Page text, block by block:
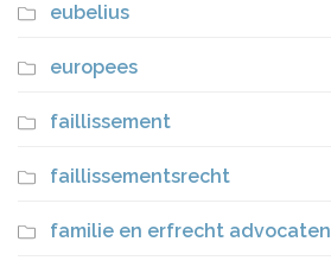
eubelius
europees
faillissement
faillissementsrecht
familie en erfrecht advocaten